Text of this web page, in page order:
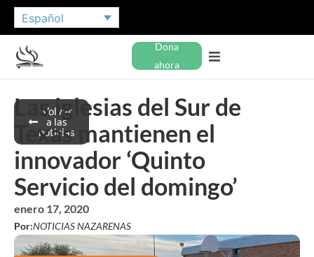
Español
Dona
ahora
Volver
a las
noticias
Las iglesias del Sur de
Texas mantienen el
innovador ‘Quinto
Servicio del domingo’
enero 17, 2020
Por:NOTICIAS NAZARENAS